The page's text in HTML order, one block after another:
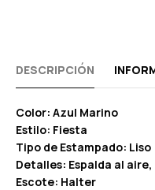
DESCRIPCIÓN
Color: Azul Marino
Estilo: Fiesta
Tipo de Estampado: Liso
Detalles: Espalda al
Escote: Halter